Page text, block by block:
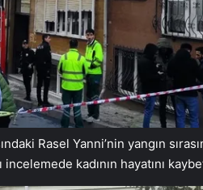
Rasel Yanni’nin yangın
kadının hayatını